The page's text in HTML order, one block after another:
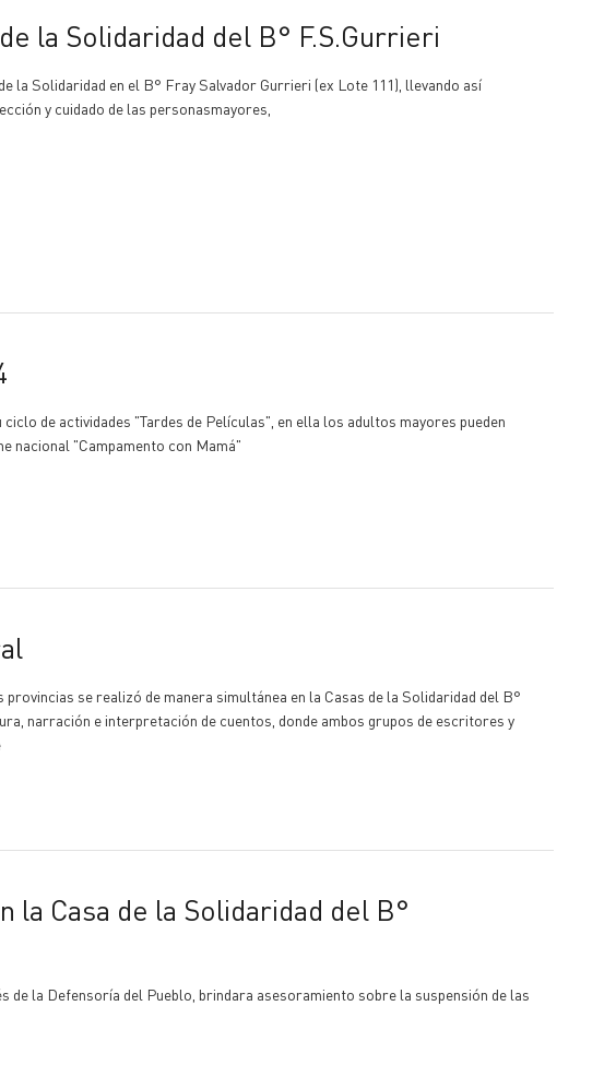
la Solidaridad del B° F.S.Gurrieri
la Solidaridad en el B° Fray Salvador Gurrieri (ex Lote 111), llevando así
y cuidado de las personasmayores,
de actividades "Tardes de Películas", en ella los adultos mayores pueden
nacional "Campamento con Mamá"
se realizó de manera simultánea en la Casas de la Solidaridad del B°
narración e interpretación de cuentos, donde ambos grupos de escritores y
de la Defensoría del Pueblo, brindara asesoramiento sobre la suspensión de las